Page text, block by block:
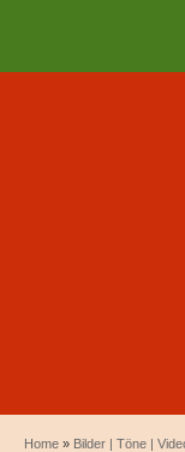
Home » Bilder | Töne |